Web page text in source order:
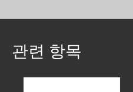
관련 항목